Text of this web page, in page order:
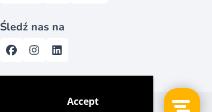
Accept
Śledź nas na